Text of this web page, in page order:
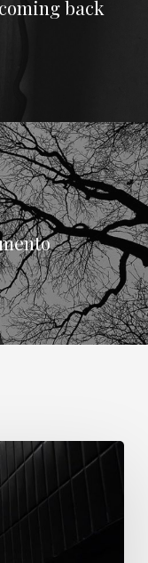
back